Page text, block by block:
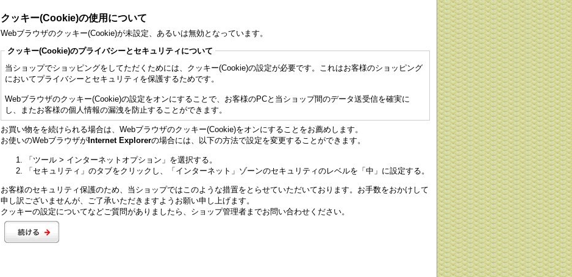
クッキー(Cookie)の使用について
Webブラウザのクッキー(Cookie)が未設定、あるいは無効となっています。
クッキー(Cookie)のプライバシーとセキュリティについて
当ショップでショッピングをしてただくためには、クッキー(Cookie)の設定が必要です。これはお客様のショッピング
においてプライバシーとセキュリティを保護するためです。
Webブラウザのクッキー(Cookie)の設定をオンにすることで、お客様のPCと当ショップ間のデータ送受信を確実に
し、またお客様の個人情報の漏洩を防止することができます。
お買い物をを続けられる場合は、Webブラウザのクッキー(Cookie)をオンにすることをお薦めします。
お使いのWebブラウザがInternet Explorerの場合には、以下の方法で設定を変更することができます。
「ツール > インターネットオプション」を選択する。
「セキュリティ」のタブをクリックし、「インターネット」ゾーンのセキュリティのレベルを「中」に設定する。
お客様のセキュリティ保護のため、当ショップではこのような措置をとらせていただいております。お手数をおかけして
申し訳ございませんが、ご了承いただきますようお願い申し上げます。
クッキーの設定についてなどご質問がありましたら、ショップ管理者までお問い合わせください。